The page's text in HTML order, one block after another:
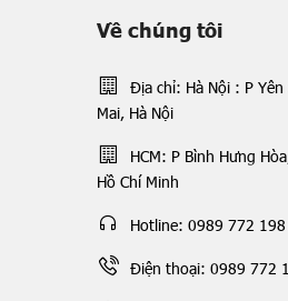
Về chúng tôi
Địa chỉ: Hà Nội : P Yên
Mai, Hà Nội
HCM: P Bình Hưng
Hồ Chí Minh
Hotline: 0989 772 198
Điện thoại: 0989 772